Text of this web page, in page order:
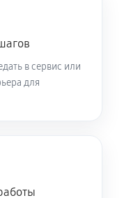
в сервис или
для